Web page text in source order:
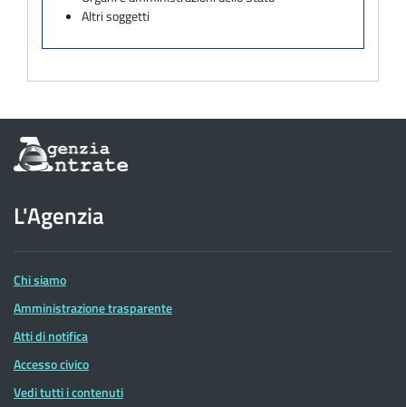
Altri soggetti
Informazioni
sul
dell'Agenzia
delle
Entrate
L'Agenzia
Chi siamo
Amministrazione trasparente
Atti di notifica
Accesso civico
Vedi tutti i contenuti